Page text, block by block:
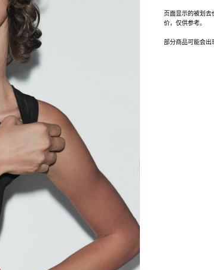
页面显示的被划去
价，仅供参考。
部分商品可能会出